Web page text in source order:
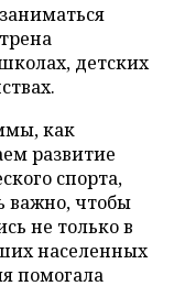
детских
как
развитие
спорта,
важно, чтобы
не только в
населенных
помогала